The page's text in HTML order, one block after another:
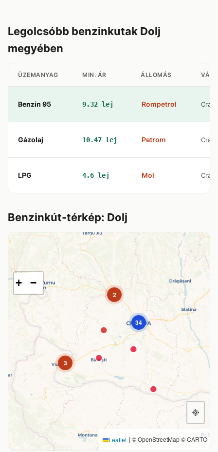
Legolcsóbb benzinkutak Dolj
megyében
ÜZEMANYAG MIN. ÁR ÁLLOMÁS
Benzin 95 9.32 lej Rompetrol
Gázolaj 10.47 lej Petrom
LPG 4.6 lej Mol
Benzinkút-térkép: Dolj
3
2
34
+ −
Leaflet | © OpenStreetMap © CARTO